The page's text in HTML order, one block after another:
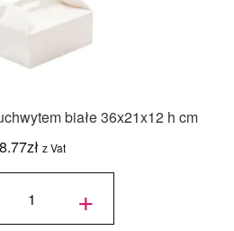
białe 36x21x12 h cm
8.77zł z Vat
+